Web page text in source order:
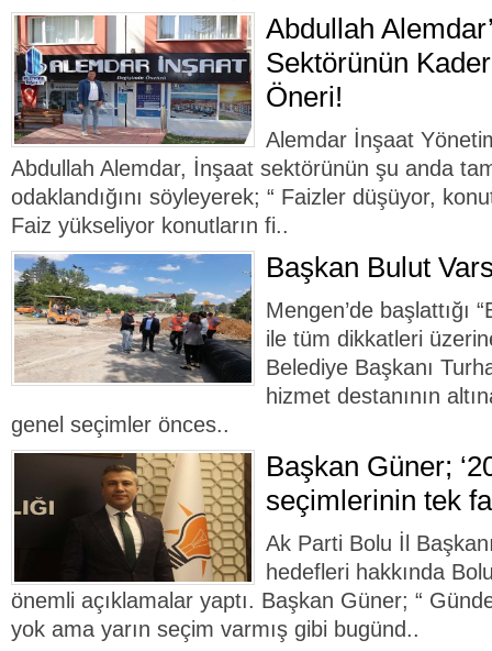
Abdullah
Sektörünün
Öneri!
Alemdar İnşaat
Abdullah Alemdar, İnşaat sektörünün şu anda
odaklandığını söyleyerek; “ Faizler düşüyor,
Faiz yükseliyor konutların fi..
Başkan Bulut
Mengen’de başlattığı
ile tüm dikkatleri
Belediye Başkanı
hizmet destanının
genel seçimler önces..
Başkan Güner;
seçimlerinin tek
Ak Parti Bolu İl
hedefleri hakkında
önemli açıklamalar yaptı. Başkan Güner; “
yok ama yarın seçim varmış gibi bugünd..